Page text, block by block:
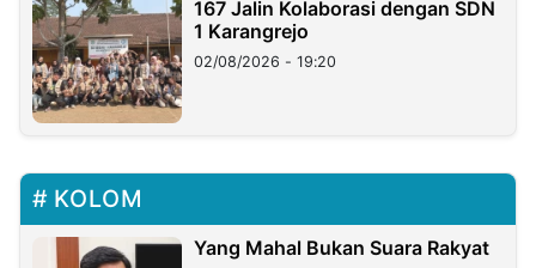
167 Jalin Kolaborasi dengan SDN
1 Karangrejo
02/08/2026 - 19:20
KOLOM
Yang Mahal Bukan Suara Rakyat